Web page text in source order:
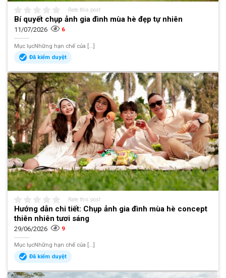
Rate this post
Bí quyết chụp ảnh gia đình mùa hè đẹp tự nhiên
11/07/2026 6
Mục lụcNhững hạn chế của [...]
Đã kiểm duyệt
Rate this post
Hướng dẫn chi tiết: Chụp ảnh gia đình mùa hè concept
thiên nhiên tươi sáng
29/06/2026 9
Mục lụcNhững hạn chế của [...]
Đã kiểm duyệt